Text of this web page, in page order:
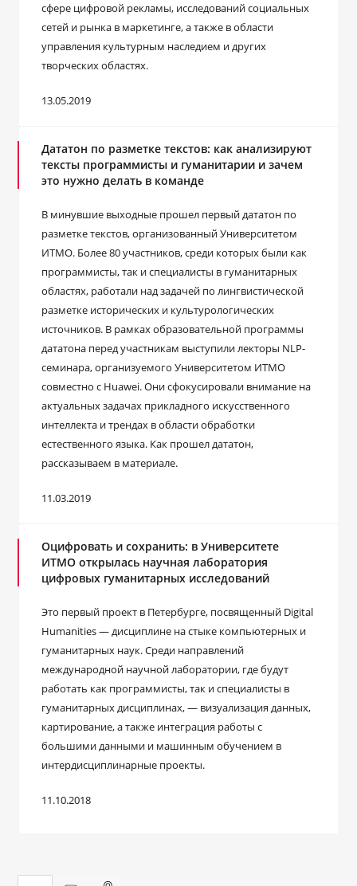
сфере цифровой рекламы, исследований социальных
сетей и рынка в маркетинге, а также в области
управления культурным наследием и других
творческих областях.
13.05.2019
Дататон по разметке текстов: как анализируют
тексты программисты и гуманитарии и зачем
это нужно делать в команде
В минувшие выходные прошел первый дататон по
разметке текстов, организованный Университетом
ИТМО. Более 80 участников, среди которых были как
программисты, так и специалисты в гуманитарных
областях, работали над задачей по лингвистической
разметке исторических и культурологических
источников. В рамках образовательной программы
дататона перед участникам выступили лекторы NLP-
семинара, организуемого Университетом ИТМО
совместно с Huawei. Они сфокусировали внимание на
актуальных задачах прикладного искусственного
интеллекта и трендах в области обработки
естественного языка. Как прошел дататон,
рассказываем в материале.
11.03.2019
Оцифровать и сохранить: в Университете
ИТМО открылась научная лаборатория
цифровых гуманитарных исследований
Это первый проект в Петербурге, посвященный Digital
Humanities — дисциплине на стыке компьютерных и
гуманитарных наук. Среди направлений
международной научной лаборатории, где будут
работать как программисты, так и специалисты в
гуманитарных дисциплинах, — визуализация данных,
картирование, а также интеграция работы с
большими данными и машинным обучением в
интердисциплинарные проекты.
11.10.2018